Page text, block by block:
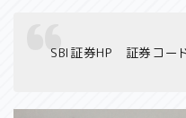
SBI証券HP 証券コ